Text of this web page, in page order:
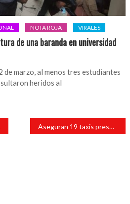
NOTA ROJA VIRALES
de una baranda en universidad
de marzo, al menos tres estudiantes
heridos al
Aseguran 19 taxis presuntamente propiedad de un familiar cercano a Javier Duarte